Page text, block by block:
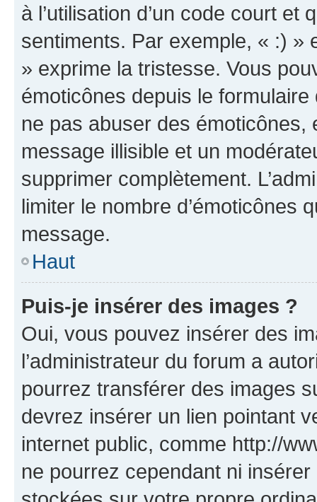
à l’utilisation d’un code court et
sentiments. Par exemple, « :) »
» exprime la tristesse. Vous
émoticônes depuis le
ne pas abuser des
message illisible et un
supprimer complètement.
limiter le nombre d’émoticônes
message.
Haut
Puis-je insérer des images ?
Oui, vous pouvez insérer des
l’administrateur du forum a
pourrez transférer des images
devrez insérer un lien pointant
internet public, comme http://
ne pourrez cependant ni